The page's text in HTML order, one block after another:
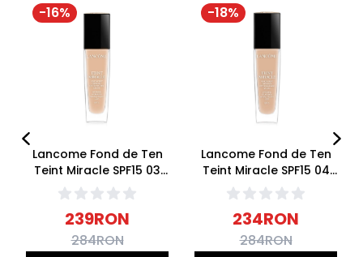
-16%
Lancome Fond de Ten
Teint Miracle SPF15 03
Beige Diaphane 30ml
239RON
284RON
-18%
Lancome Fond de Ten
Teint Miracle SPF15 04
Beige Nature 30ml
234RON
284RON